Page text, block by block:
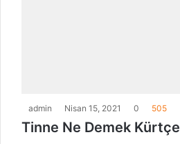
admin Nisan 15, 2021 0 505
Tinne Ne Demek Kürtçe